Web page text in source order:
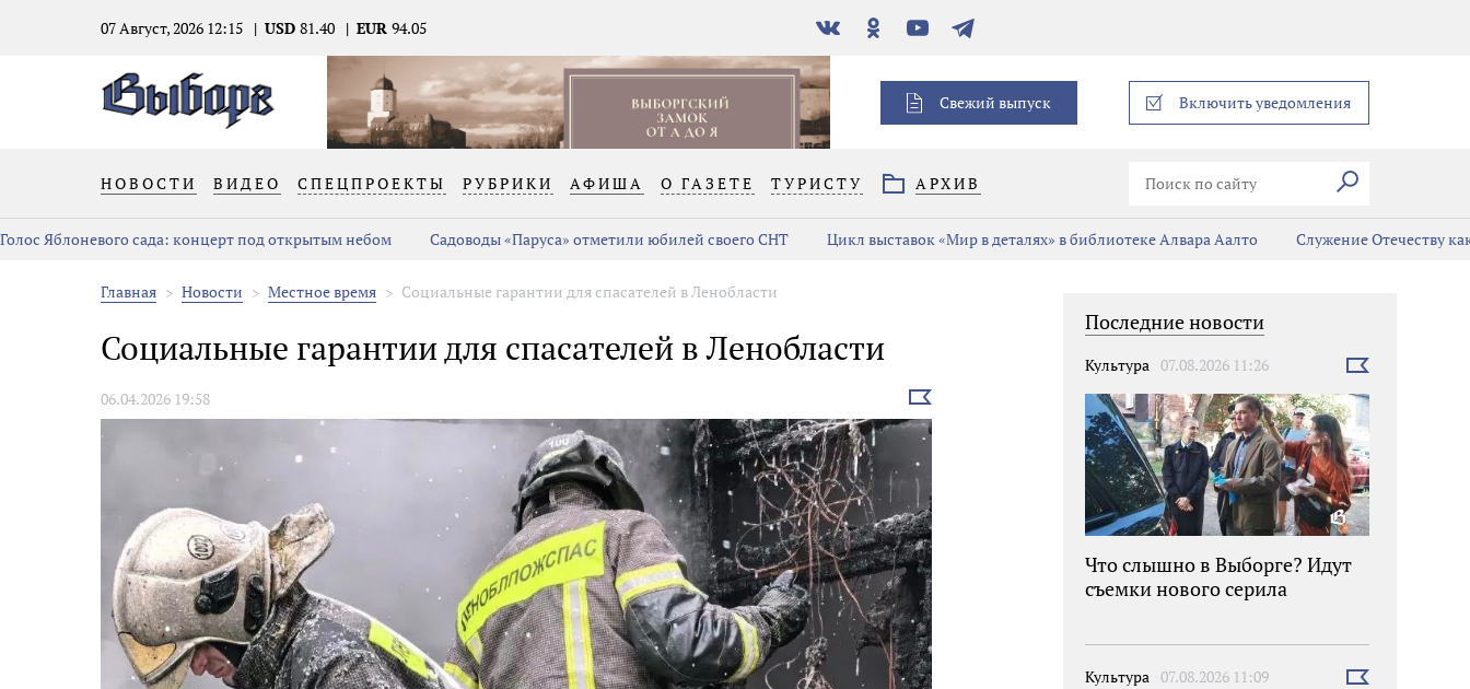
07 Август, 2026 12:15 USD 81.40 EUR 94.05
В
контакте
Одноклассники
YouTubeТелеграм
Свежий выпуск Включить уведомления
НОВОСТИ ВИДЕО СПЕЦПРОЕКТЫ РУБРИКИ АФИША О ГАЗЕТЕ ТУРИСТУ АРХИВ Искать
Голос Яблоневого сада: концерт под открытым небом Садоводы «Паруса» отметили юбилей своего СНТ Цикл выставок «Мир в деталях» в библиотеке Алвара Аалто Служение Отечеству
Главная Новости Местное время Социальные гарантии для спасателей в Ленобласти
Социальные гарантии для спасателей в Ленобласти
06.04.2026 19:58
Выбрать
новость
Последние новости
Культура 07.08.2026 11:26
Выбрать
Что слышно в Выборге? Идут
съемки нового серила
Культура 07.08.2026 11:09
Выбрать